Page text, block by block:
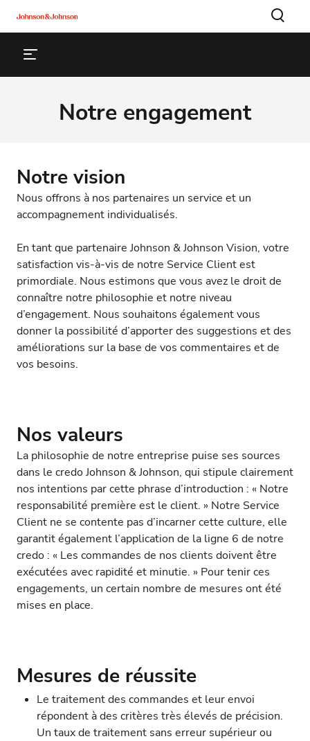
Notre engagement
Notre vision
Nous offrons à nos partenaires un service et un
accompagnement individualisés.
En tant que partenaire Johnson & Johnson Vision, votre
satisfaction vis-à-vis de notre Service Client est
primordiale. Nous estimons que vous avez le droit de
connaître notre philosophie et notre niveau
d’engagement. Nous souhaitons également vous
donner la possibilité d’apporter des suggestions et des
améliorations sur la base de vos commentaires et de
vos besoins.
Nos valeurs
La philosophie de notre entreprise puise ses sources
dans le credo Johnson & Johnson, qui stipule clairement
nos intentions par cette phrase d’introduction : « Notre
responsabilité première est le client. » Notre Service
Client ne se contente pas d’incarner cette culture, elle
garantit également l’application de la ligne 6 de notre
credo : « Les commandes de nos clients doivent être
exécutées avec rapidité et minutie. » Pour tenir ces
engagements, un certain nombre de mesures ont été
mises en place.
Mesures de réussite
Le traitement des commandes et leur envoi
répondent à des critères très élevés de précision.
Un taux de traitement sans erreur supérieur ou